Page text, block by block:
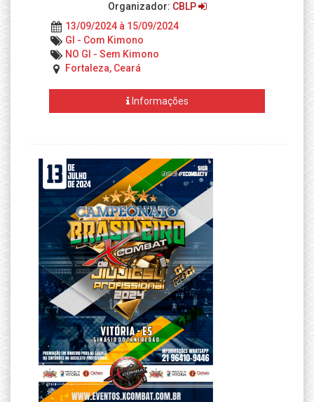
Organizador: CBLP
13/09/2024 à 15/09/2024
GI - Com Kimono
NO GI - Sem Kimono
Fortaleza, Ceará
Informações